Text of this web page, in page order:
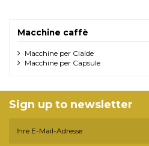
Macchine caffè
Macchine per Cialde
Macchine per Capsule
Sign up to newsletter